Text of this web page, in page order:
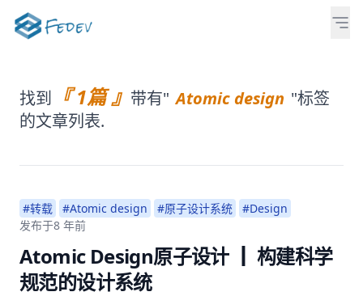
找到 『 1篇 』 带有" Atomic design "标签
的文章列表.
#转载 #Atomic design #原子设计系统
#Design
发布于8 年前
Atomic Design原子设计 ┃ 构建科学
规范的设计系统